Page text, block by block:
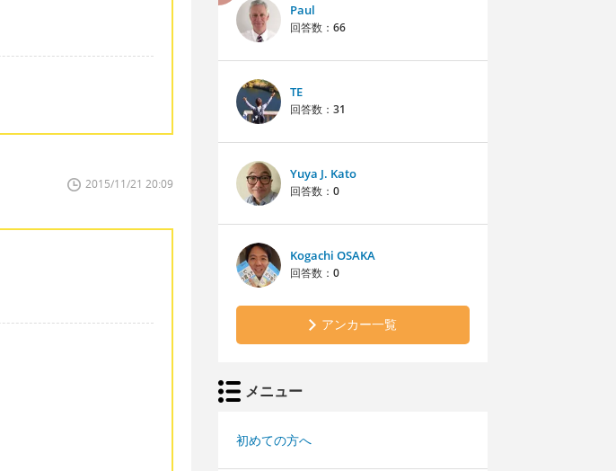
2015/11/21 20:09
Paul
回答数： 66
TE
回答数： 31
Yuya J. Kato
回答数： 0
Kogachi OSAKA
回答数： 0
アンカー一覧
メニュー
初めての方へ